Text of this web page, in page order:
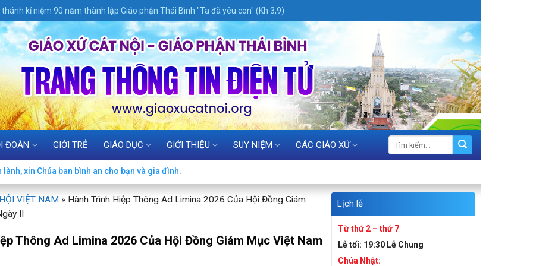
kỉ niệm 90 năm thành lập Giáo phận Thái Bình "Ta đã yêu con" (Kh 3,9)
ĐOÀN GIỚI TRẺ GIÁO DỤC GIỚI THIỆU SUY NIỆM CÁC GIÁO XỨ
xin Chúa ban bình an cho bạn và gia đình.
VIỆT NAM » Hành Trình Hiệp Thông Ad Limina 2026 Của Hội Đồng Giám
II
Thông Ad Limina 2026 Của Hội Đồng Giám Mục Việt Nam
Lịch lễ
Từ thứ 2 – thứ 7:
Lễ tối: 19:30 Lễ Chung
Chúa Nhật: